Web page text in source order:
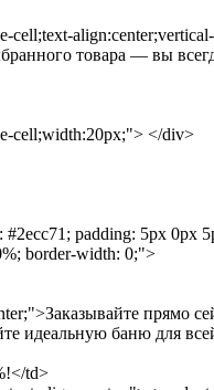
cell;text-
товара — вы
cell;width:20px;"> </div>
padding: 5px 0px
border-width: 0;">
прямо
идеальную баню для
td>